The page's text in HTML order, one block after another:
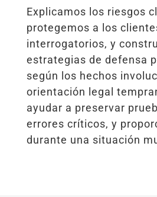
Explicamos los riesgos
protegemos a los
interrogatorios, y
estrategias de defensa
según los hechos
orientación legal
ayudar a preservar
errores críticos, y
durante una situación